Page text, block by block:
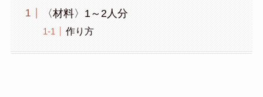
〈材料〉1～2人分
作り方